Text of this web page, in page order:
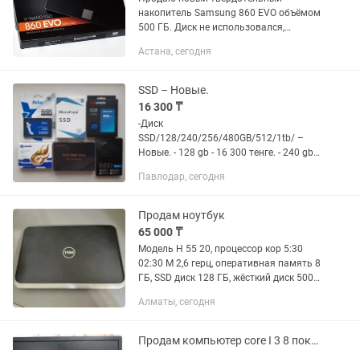
накопитель Samsung 860 EVO объёмом
500 ГБ. Диск не использовался,
Характеристики: — Объём: 500 ГБ —
III...
Астана, сегодня
SSD – Новые.
16 300 ₸
-Диск
SSD/128/240/256/480GB/512/1tb/ –
Новые. - 128 gb - 16 300 тенге. - 240 gb -
512 gb - 39 000 тенге. - 1 Tb - 57 000
Павлодар, сегодня
Продам ноутбук
65 000 ₸
Модель Н 55 20, процессор кор 5:30
02:30 М 2,6 герц, оперативная память 8
ГБ, SSD диск 128 ГБ, жёсткий диск 500
76 70 М на 2 ГБ
Алматы, сегодня
Продам компьютер core I 3 8 поколения в отличном состояние